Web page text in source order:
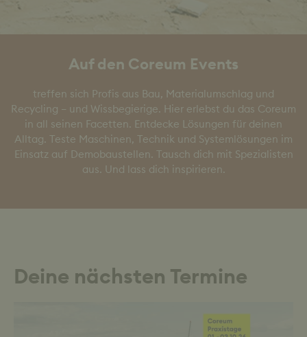
Auf den Coreum Events
treffen sich Profis aus Bau, Materialumschlag und
Recycling – und Wissbegierige. Hier erlebst du das Coreum
in all seinen Facetten. Entdecke Lösungen für deinen
Alltag. Teste Maschinen, Technik und Systemlösungen im
Einsatz auf Demobaustellen. Tausch dich mit Spezialisten
aus. Und lass dich inspirieren.
Deine nächsten Termine